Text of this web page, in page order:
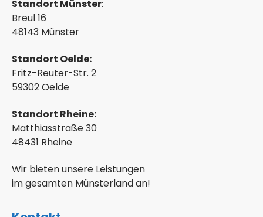
Standort Münster:
Breul 16
48143 Münster
Standort Oelde:
Fritz-Reuter-Str. 2
59302 Oelde
Standort Rheine:
Matthiasstraße 30
48431 Rheine
Wir bieten unsere Leistungen
im gesamten Münsterland an!